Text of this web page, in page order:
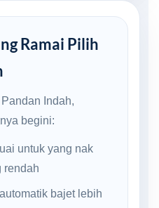
Ramai Pilih
Indah,
begini:
untuk yang nak
rendah
bajet lebih